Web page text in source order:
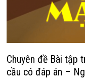
Chuyên đề Bài tập
cầu có đáp án –